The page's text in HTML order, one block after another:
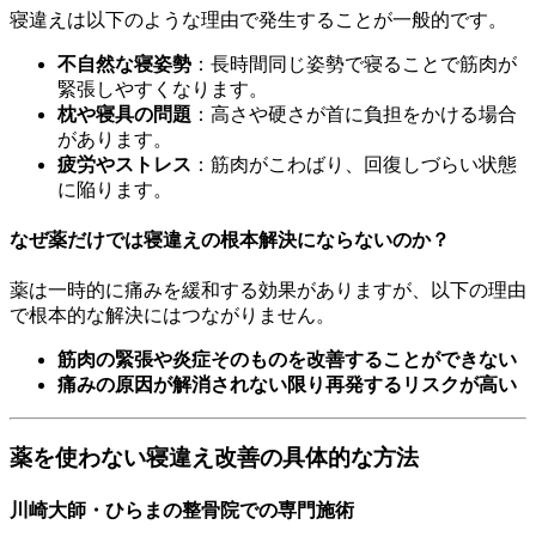
寝違えは以下のような理由で発生することが一般的です。
不自然な寝姿勢 ：長時間同じ姿勢で寝ることで筋肉が
緊張しやすくなります。
枕や寝具の問題 ：高さや硬さが首に負担をかける場合
があります。
疲労やストレス ：筋肉がこわばり、回復しづらい状態
に陥ります。
なぜ薬だけでは寝違えの根本解決にならないのか？
薬は一時的に痛みを緩和する効果がありますが、以下の理由
で根本的な解決にはつながりません。
筋肉の緊張や炎症そのものを改善することができない
痛みの原因が解消されない限り再発するリスクが高い
薬を使わない寝違え改善の具体的な方法
川崎大師・ひらまの整骨院での専門施術